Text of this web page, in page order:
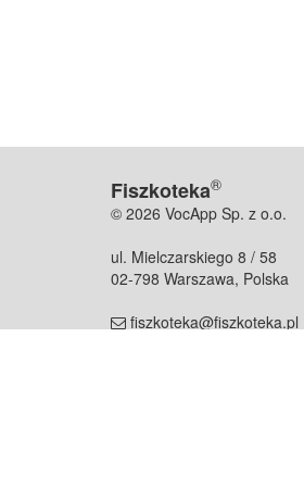
Fiszkoteka®
© 2026 VocApp Sp. z o.o.
ul. Mielczarskiego 8 / 58
02-798 Warszawa, Polska
fiszkoteka@fiszkoteka.pl